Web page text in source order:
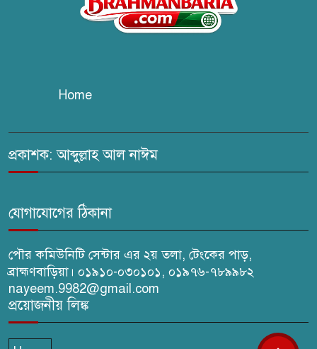
হাসপাতাল কর্তৃপক্ষের সাথে এসিজি-
বিতরণ।
কবি জয়দুল হোসেনের
Home
প্রকাশক: আব্দুল্লাহ আল নাঈম
যোগাযোগের ঠিকানা
পৌর কমিউনিটি সেন্টার এর ২য় তলা, টেংকের পাড়,
ব্রাহ্মণবাড়িয়া। ০১৯১০-০৩০১০১, ০১৯৭৬-৭৮৯৯৮২
nayeem.9982@gmail.com
প্রয়োজনীয় লিঙ্ক